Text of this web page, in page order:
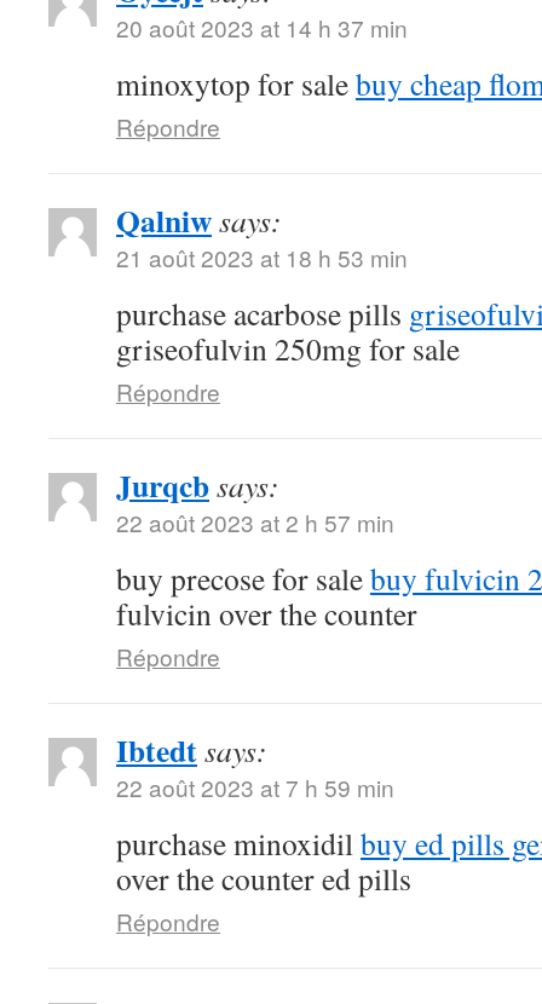
20 août 2023 at 14 h 37 min
minoxytop for salebuy cheap
Répondre
Qalniwsays:
21 août 2023 at 18 h 53 min
purchase acarbose pills
griseofulvin 250mg for sale
Répondre
Jurqcbsays:
22 août 2023 at 2 h 57 min
buy precose for salebuy fulvicin
fulvicin over the counter
Répondre
Ibtedtsays:
22 août 2023 at 7 h 59 min
purchase minoxidil buy ed pills
over the counter ed pills
Répondre